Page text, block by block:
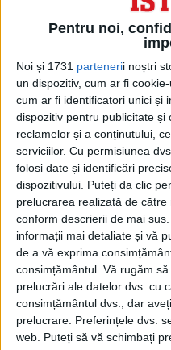
Pentru noi,
Noi și 1731 partenerii noștri
un dispozitiv, cum ar fi
cum ar fi identificatori unici și
dispozitiv pentru publicitate
reclamelor și a conținutului,
serviciilor. Cu permisiunea
folosi date și identificări
dispozitivului. Puteți da clic
prelucrarea realizată de
conform descrierii de mai
informații mai detaliate și vă
de a vă exprima
consimțământul. Vă rugăm
prelucrări ale datelor dvs. cu
consimțământul dvs., dar
prelucrare. Preferințele dvs.
web. Puteți să vă schimbați
„Dacă lovești
împreună, ele
lumină albăstruie,
adevărat
„Trebuie să fi fost